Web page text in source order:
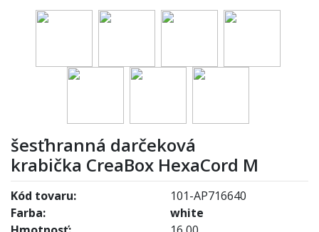
šesťhranná darčeková
krabička CreaBox HexaCord M
Kód tovaru:
101-AP716640
Farba:
white